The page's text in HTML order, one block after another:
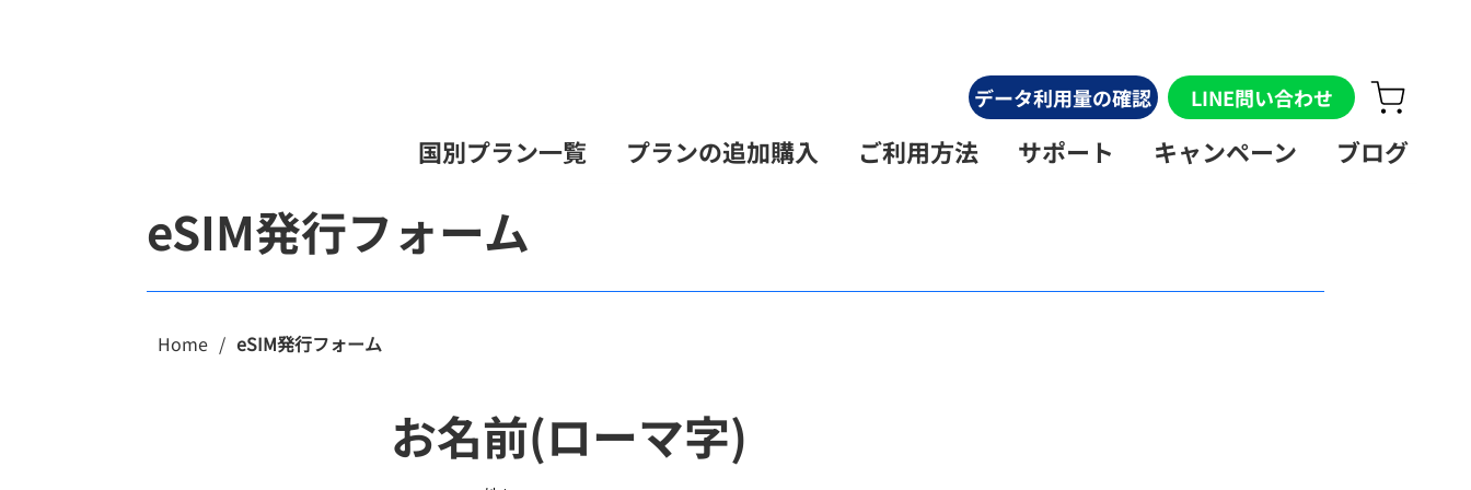
LINE問い合わせ
データ利用量の確認
国別プラン一覧 プランの追加購入 ご利用方法 サポート キャンペーン ブログ
eSIM発行フォーム
Home / eSIM発行フォーム
お名前(ローマ字)